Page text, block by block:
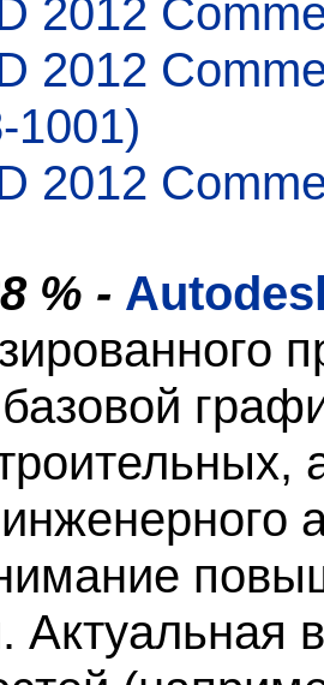
2012
2012
1001)
2012
% -
базовой
Актуальная